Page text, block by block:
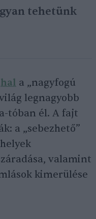
tehetünk
hal a „nagyfogú
legnagyobb
tóban él. A fajt
a „sebezhető”
valamint
kimerülése